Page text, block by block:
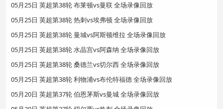
05月25日 英超第38轮 布莱顿vs曼联 全场录像回放
05月25日 英超第38轮 热刺vs埃弗顿 全场录像回放
05月25日 英超第38轮 曼城vs阿斯顿维拉 全场录像回放
05月25日 英超第38轮 水晶宫vs阿森纳 全场录像回放
05月25日 英超第38轮 桑德兰vs切尔西 全场录像回放
05月25日 英超第38轮 利物浦vs布伦特福德 全场录像回放
05月20日 英超第37轮 伯恩茅斯vs曼城 全场录像回放